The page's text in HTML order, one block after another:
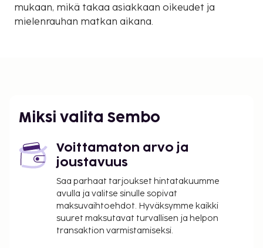
mukaan, mikä takaa asiakkaan oikeudet ja
mielenrauhan matkan aikana.
Miksi valita Sembo
Voittamaton arvo ja
joustavuus
Saa parhaat tarjoukset hintatakuumme
avulla ja valitse sinulle sopivat
maksuvaihtoehdot. Hyväksymme kaikki
suuret maksutavat turvallisen ja helpon
transaktion varmistamiseksi.